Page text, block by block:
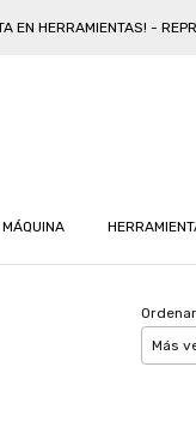
HERRAMIENTAS! -